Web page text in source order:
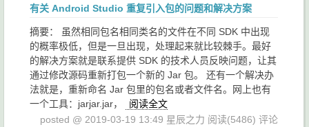
有关 Android Studio 重复引入包的问题和解决方案
摘要： 虽然相同包名相同类名的文件在不同 SDK 中出现
的概率极低，但是一旦出现，处理起来就比较棘手。最好
的解决方案就是联系提供 SDK 的技术人员反映问题，让其
通过修改源码重新打包一个新的 Jar 包。 还有一个解决办
法就是，重新命名 Jar 包里的包名或者文件名。网上也有
一个工具：jarjar.jar，
阅读全文
posted @ 2019-03-19 13:49 星辰之力 阅读(5486) 评论